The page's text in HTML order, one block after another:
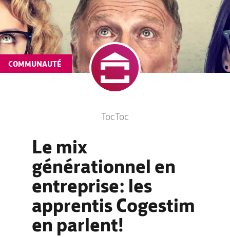
COMMUNAUTÉ
TocToc
Le mix
générationnel en
entreprise: les
apprentis Cogestim
en parlent!